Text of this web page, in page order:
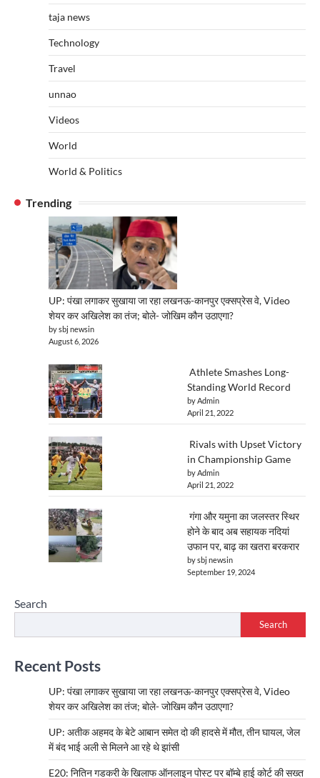
taja news
Technology
Travel
unnao
Videos
World
World & Politics
Trending
UP: पंखा लगाकर सुखाया जा रहा लखनऊ-कानपुर एक्सप्रेस वे, Video
शेयर कर अखिलेश का तंज; बोले- जोखिम कौन उठाएगा?
by sbj newsin
August 6, 2026
Athlete Smashes Long-
Standing World Record
by Admin
April 21, 2022
Rivals with Upset Victory
in Championship Game
by Admin
April 21, 2022
गंगा और यमुना का जलस्तर स्थिर
होने के बाद अब सहायक नदियां
उफान पर, बाढ़ का खतरा बरकरार
by sbj newsin
September 19, 2024
Search
Search
Recent Posts
UP: पंखा लगाकर सुखाया जा रहा लखनऊ-कानपुर एक्सप्रेस वे, Video
शेयर कर अखिलेश का तंज; बोले- जोखिम कौन उठाएगा?
UP: अतीक अहमद के बेटे आबान समेत दो की हादसे में मौत, तीन घायल, जेल
में बंद भाई अली से मिलने आ रहे थे झांसी
E20: नितिन गडकरी के खिलाफ ऑनलाइन पोस्ट पर बॉम्बे हाई कोर्ट की सख्त